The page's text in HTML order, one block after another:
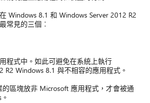
Windows 8.1 和 Windows Server 2012 R2
常見的三個︰
程式中。如此可避免在系統上執行
R2 Windows 8.1 與不相容的應用程式。
區塊放非 Microsoft 應用程式，才會被通